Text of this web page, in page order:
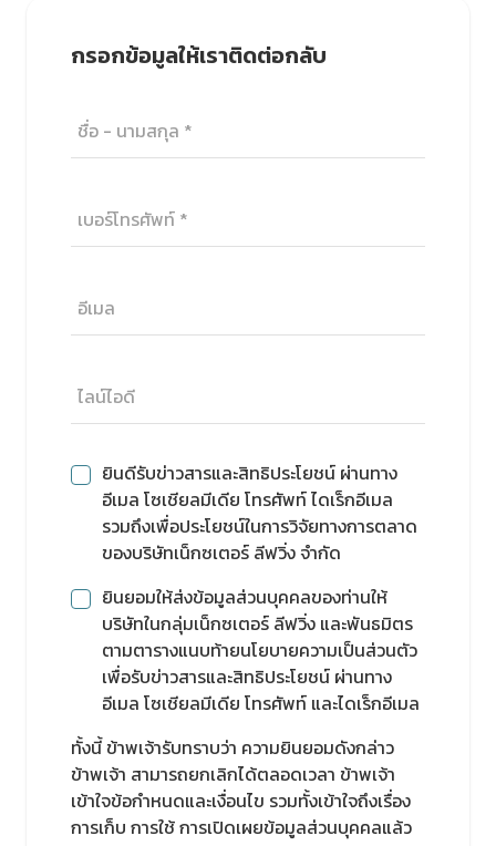
กรอกข้อมูลให้เราติดต่อกลับ
ยินดีรับข่าวสารและสิทธิประโยชน์ ผ่านทาง
อีเมล โซเชียลมีเดีย โทรศัพท์ ไดเร็กอีเมล
รวมถึงเพื่อประโยชน์ในการวิจัยทางการตลาด
ของบริษัทเน็กซเตอร์ ลีฟวิ่ง จำกัด
ยินยอมให้ส่งข้อมูลส่วนบุคคลของท่านให้
บริษัทในกลุ่มเน็กซเตอร์ ลีฟวิ่ง และพันธมิตร
ตามตารางแนบท้ายนโยบายความเป็นส่วนตัว
เพื่อรับข่าวสารและสิทธิประโยชน์ ผ่านทาง
อีเมล โซเชียลมีเดีย โทรศัพท์ และไดเร็กอีเมล
ทั้งนี้ ข้าพเจ้ารับทราบว่า ความยินยอมดังกล่าว
ข้าพเจ้า สามารถยกเลิกได้ตลอดเวลา ข้าพเจ้า
เข้าใจข้อกำหนดและเงื่อนไข รวมทั้งเข้าใจถึงเรื่อง
การเก็บ การใช้ การเปิดเผยข้อมูลส่วนบุคคลแล้ว